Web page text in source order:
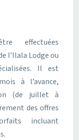
effectuées
l’Ilala Lodge ou
Il est
à l’avance,
(de juillet à
des offres
incluant